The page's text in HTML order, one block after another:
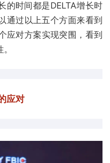
的时间都是DELTA增长时
通过以上五个方面来看到
应对方案实现突围，看到
应对